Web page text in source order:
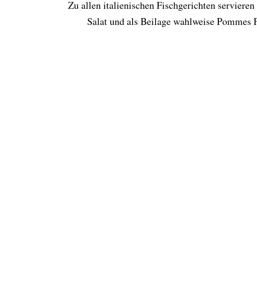
Zu allen italienischen Fischgerichten
Salat und als Beilage wahlweise